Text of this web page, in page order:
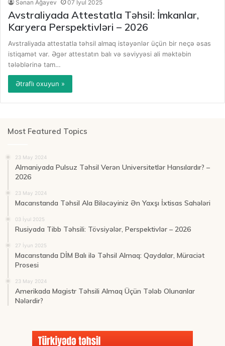
Sənan Ağayev 07 İyul 2025
Avstraliyada Attestatla Təhsil: İmkanlar,
Karyera Perspektivləri – 2026
Avstraliyada attestatla təhsil almaq istəyənlər üçün bir neçə əsas
istiqamət var. Əgər attestatın balı və səviyyəsi ali məktəbin
tələblərinə tam…
Ətraflı oxuyun »
Most Featured Topics
23 May 2024
Almaniyada Pulsuz Təhsil Verən Universitetlər Hansılardır? –
2026
23 May 2024
Macarıstanda Təhsil Ala Biləcəyiniz Ən Yaxşı İxtisas Sahələri
03 İyul 2025
Rusiyada Tibb Təhsili: Tövsiyələr, Perspektivlər – 2026
27 İyun 2025
Macarıstanda DİM Balı ilə Təhsil Almaq: Qaydalar, Müraciət
Prosesi
23 May 2024
Amerikada Magistr Təhsili Almaq Üçün Tələb Olunanlar
Nələrdir?